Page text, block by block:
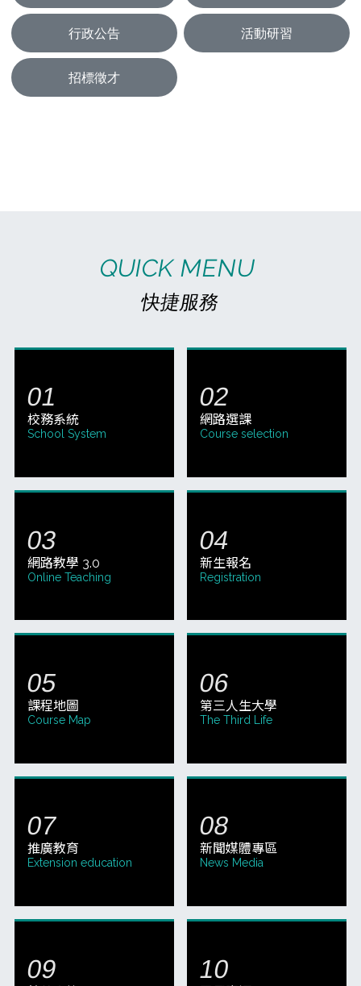
行政公告 活動研習
招標徵才
QUICK MENU
快捷服務
校務系統
School System
網路選課
Course selection
網路教學 3.0
Online Teaching
新生報名
Registration
課程地圖
Course Map
第三人生大學
The Third Life
推廣教育
Extension education
新聞媒體專區
News Media